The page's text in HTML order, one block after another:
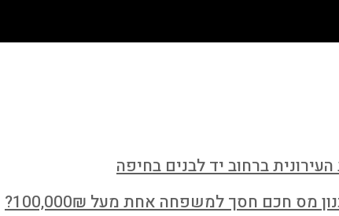
ברחוב יד לבנים בחיפה
חכם חסך למשפחה אחת מעל 100,000₪?